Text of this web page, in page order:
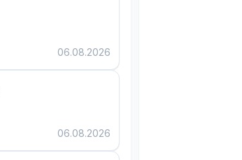
06.08.2026
06.08.2026